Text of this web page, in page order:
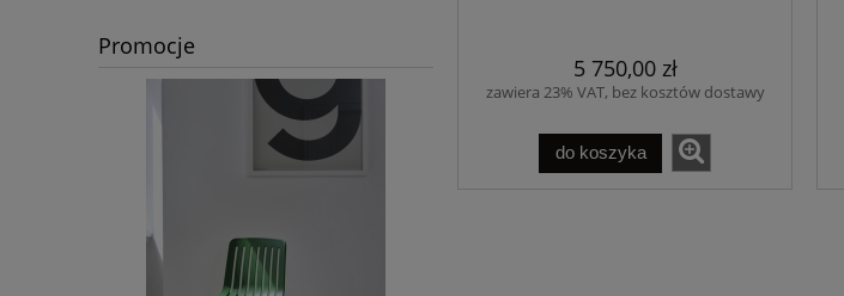
Promocje
5 750,00 zł
zawiera 23% VAT, bez kosztów dostawy
do koszyka